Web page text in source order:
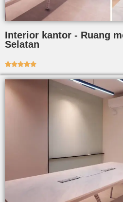
Interior kantor - Ruang
Selatan
